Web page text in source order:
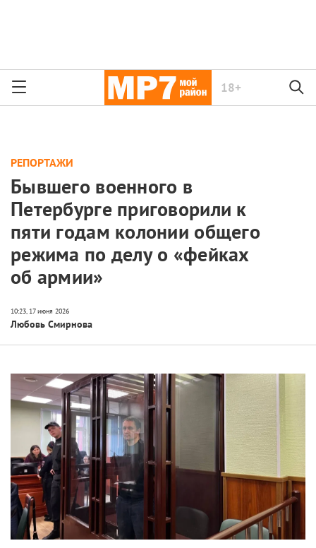
18+
РЕПОРТАЖИ
Бывшего военного в
Петербурге приговорили к
пяти годам колонии общего
режима по делу о «фейках
об армии»
Любовь Смирнова